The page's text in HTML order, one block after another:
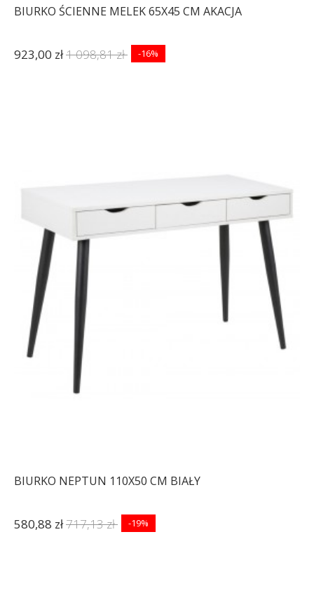
BIURKO ŚCIENNE MELEK 65X45 CM AKACJA
923,00 zł1 098,81 zł -16%
BIURKO NEPTUN 110X50 CM BIAŁY
580,88 zł717,13 zł -19%